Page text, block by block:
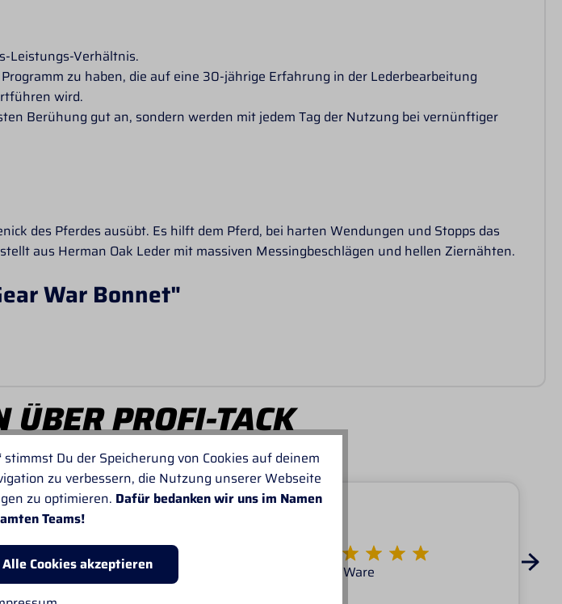
Leistungs-Verhältnis.
zu haben, die auf eine 30-jährige Erfahrung in der Lederbearbeitung
wird.
Berühung gut an, sondern werden mit jedem Tag der Nutzung bei vernünftiger
des Pferdes ausübt. Es hilft dem Pferd, bei harten Wendungen und Stopps das
aus Herman Oak Leder mit massiven Messingbeschlägen und hellen Ziernähten.
War Bonnet"
ÜBER PROFI-TACK
der Lieferzeiten
mir alles sehr gut.
Super Service tolle Ware
stimmst Du der Speicherung von Cookies auf deinem
zu verbessern, die Nutzung unserer Webseite
zu optimieren. Dafür bedanken wir uns im Namen
Teams!
Alle Cookies akzeptieren